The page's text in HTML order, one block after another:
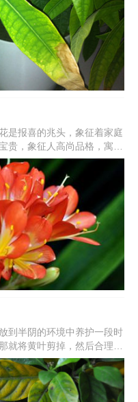
是报喜的兆头，象征着家庭
贵，象征人高尚品格，寓意
，君子兰开花是个很好的兆
到半阴的环境中养护一段时
就将黄叶剪掉，然后合理的